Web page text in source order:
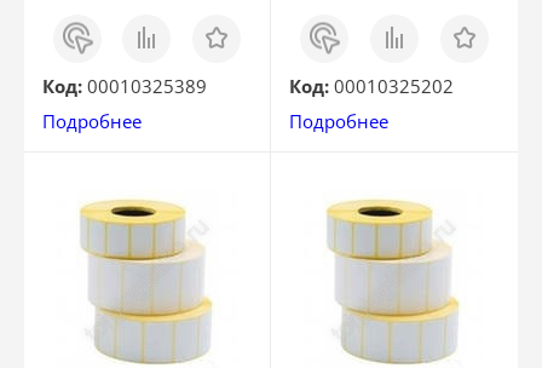
Заказ
в 1
клик
Сравнить Отложить
Код: 00010325389
Подробнее
Заказ
в 1
клик
Сравнить Отложить
Код: 00010325202
Подробнее